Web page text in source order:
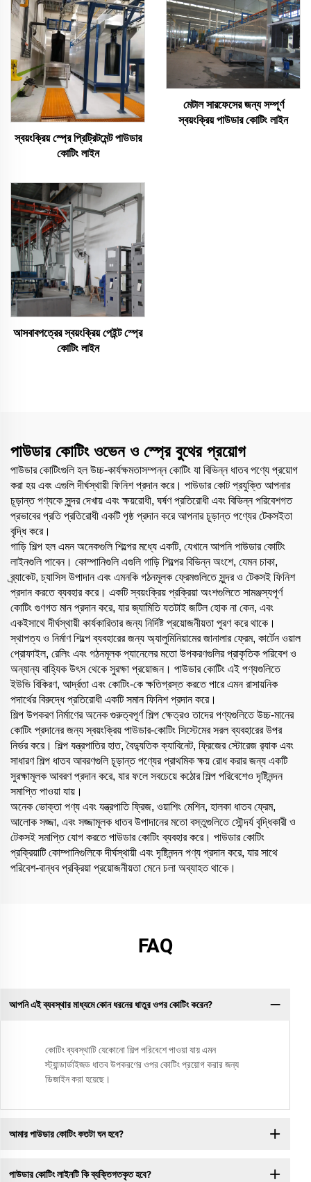
স্বয়ংক্রিয় স্প্রে প্রিট্রিটমেন্ট পাউডার
কোটিং লাইন
মেটাল সারফেসের জন্য সম্পূর্ণ
স্বয়ংক্রিয় পাউডার কোটিং লাইন
আসবাবপত্রের স্বয়ংক্রিয় পেইন্ট স্প্রে
কোটিং লাইন
পাউডার কোটিং ওভেন ও স্প্রে বুথের প্রয়োগ
পাউডার কোটিংগুলি হল উচ্চ-কার্যক্ষমতাসম্পন্ন কোটিং যা বিভিন্ন ধাতব পণ্যে প্রয়োগ
করা হয় এবং এগুলি দীর্ঘস্থায়ী ফিনিশ প্রদান করে। পাউডার কোট প্রযুক্তি আপনার
চূড়ান্ত পণ্যকে সুন্দর দেখায় এবং ক্ষয়রোধী, ঘর্ষণ প্রতিরোধী এবং বিভিন্ন পরিবেশগত
প্রভাবের প্রতি প্রতিরোধী একটি পৃষ্ঠ প্রদান করে আপনার চূড়ান্ত পণ্যের টেকসইতা
বৃদ্ধি করে।
গাড়ি শিল্প হল এমন অনেকগুলি শিল্পের মধ্যে একটি, যেখানে আপনি পাউডার কোটিং
লাইনগুলি পাবেন। কোম্পানিগুলি এগুলি গাড়ি শিল্পের বিভিন্ন অংশে, যেমন চাকা,
ব্র্যাকেট, চ্যাসিস উপাদান এবং এমনকি গঠনমূলক ফ্রেমগুলিতে সুন্দর ও টেকসই ফিনিশ
প্রদান করতে ব্যবহার করে। একটি স্বয়ংক্রিয় প্রক্রিয়া অংশগুলিতে সামঞ্জস্যপূর্ণ
কোটিং গুণগত মান প্রদান করে, যার জ্যামিতি যতটাই জটিল হোক না কেন, এবং
একইসাথে দীর্ঘস্থায়ী কার্যকারিতার জন্য নির্দিষ্ট প্রয়োজনীয়তা পূরণ করে থাকে।
স্থাপত্য ও নির্মাণ শিল্পে ব্যবহারের জন্য অ্যালুমিনিয়ামের জানালার ফ্রেম, কার্টেন ওয়াল
প্রোফাইল, রেলিং এবং গঠনমূলক প্যানেলের মতো উপকরণগুলির প্রাকৃতিক পরিবেশ ও
অন্যান্য বাহ্যিক উৎস থেকে সুরক্ষা প্রয়োজন। পাউডার কোটিং এই পণ্যগুলিতে
ইউভি বিকিরণ, আর্দ্রতা এবং কোটিং-কে ক্ষতিগ্রস্ত করতে পারে এমন রাসায়নিক
পদার্থের বিরুদ্ধে প্রতিরোধী একটি সমান ফিনিশ প্রদান করে।
শিল্প উপকরণ নির্মাণের অনেক গুরুত্বপূর্ণ শিল্প ক্ষেত্রও তাদের পণ্যগুলিতে উচ্চ-মানের
কোটিং প্রদানের জন্য স্বয়ংক্রিয় পাউডার-কোটিং সিস্টেমের সরল ব্যবহারের উপর
নির্ভর করে। শিল্প যন্ত্রপাতির হাত, বৈদ্যুতিক ক্যাবিনেট, ফ্রিজের স্টোরেজ র‍্যাক এবং
সাধারণ শিল্প ধাতব আবরণগুলি চূড়ান্ত পণ্যের প্রাথমিক ক্ষয় রোধ করার জন্য একটি
সুরক্ষামূলক আবরণ প্রদান করে, যার ফলে সবচেয়ে কঠোর শিল্প পরিবেশেও দৃষ্টিনন্দন
সমাপ্তি পাওয়া যায়।
অনেক ভোক্তা পণ্য এবং যন্ত্রপাতি ফ্রিজ, ওয়াশিং মেশিন, হালকা ধাতব ফ্রেম,
আলোক সজ্জা, এবং সজ্জামূলক ধাতব উপাদানের মতো বস্তুগুলিতে সৌন্দর্য বৃদ্ধিকারী ও
টেকসই সমাপ্তি যোগ করতে পাউডার কোটিং ব্যবহার করে। পাউডার কোটিং
প্রক্রিয়াটি কোম্পানিগুলিকে দীর্ঘস্থায়ী এবং দৃষ্টিনন্দন পণ্য প্রদান করে, যার সাথে
পরিবেশ-বান্ধব প্রক্রিয়া প্রয়োজনীয়তা মেনে চলা অব্যাহত থাকে।
FAQ
আপনি এই ব্যবস্থার মাধ্যমে কোন ধরনের ধাতুর ওপর কোটিং করেন?
কোটিং ব্যবস্থাটি যেকোনো শিল্প পরিবেশে পাওয়া যায় এমন
স্ট্যান্ডার্ডাইজড ধাতব উপকরণের ওপর কোটিং প্রয়োগ করার জন্য
ডিজাইন করা হয়েছে।
আমার পাউডার কোটিং কতটা ঘন হবে?
পাউডার কোটিং লাইনটি কি ব্যক্তিগতকৃত হবে?